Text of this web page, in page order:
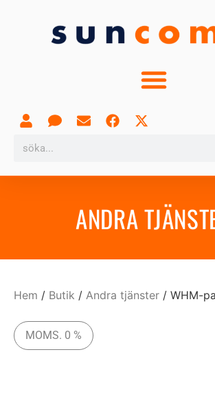
ANDRA
Hem / Butik / Andra tjänster / WHM-